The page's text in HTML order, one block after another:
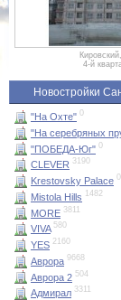
4-й
Новостройки
"На Охте" 0
"На серебряных
"ПОБЕДА-Юг" 0
CLEVER 3190
Krestovsky Palace 0
Mistola Hills 1482
MORE 3811
VIVA 580
YES 2160
Аврора 9668
Аврора 2 504
Адмирал 3311